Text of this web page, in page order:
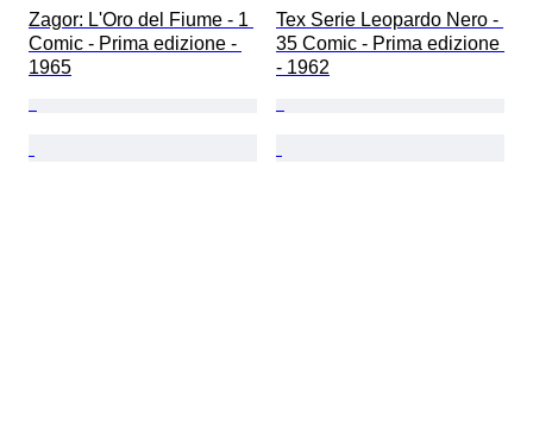
Zagor: L'Oro del Fiume - 1
Comic - Prima edizione -
1965
Tex Serie Leopardo Nero -
35 Comic - Prima edizione
- 1962